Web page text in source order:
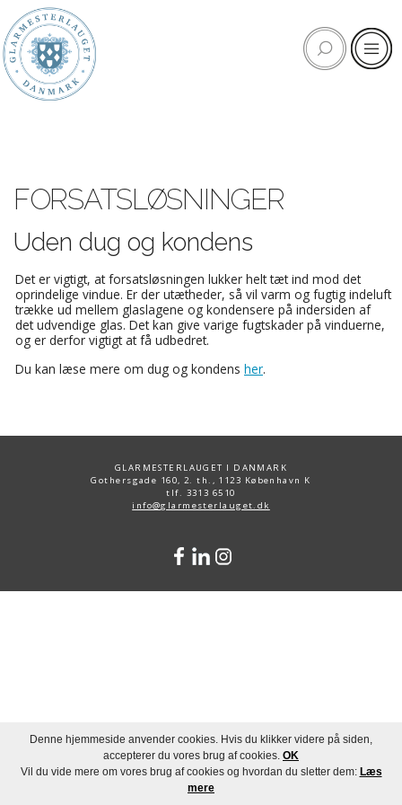
Denne hjemmeside anvender cookies. Hvis du klikker videre på siden,
accepterer du vores brug af cookies. OK
Vil du vide mere om vores brug af cookies og hvordan du sletter dem: Læs
mere
FORSATSLØSNINGER
Uden dug og kondens
Det er vigtigt, at forsatsløsningen lukker helt tæt ind mod det
oprindelige vindue. Er der utætheder, så vil varm og fugtig indeluft
trække ud mellem glaslagene og kondensere på indersiden af
det udvendige glas. Det kan give varige fugtskader på vinduerne,
og er derfor vigtigt at få udbedret.
Du kan læse mere om dug og kondens her.
GLARMESTERLAUGET I DANMARK
Gothersgade 160, 2. th., 1123 København K
tlf. 3313 6510
info@glarmesterlauget.dk